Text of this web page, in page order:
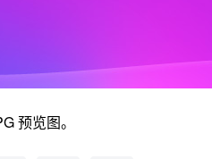
预览图。